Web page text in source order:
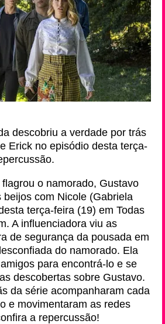
descobriu a verdade por trás
Erick no episódio desta terça-
o namorado, Gustavo
beijos com Nicole (Gabriela
terça-feira (19) em Todas
A influenciadora viu as
de segurança da pousada em
do namorado. Ela
para encontrá-lo e se
descobertas sobre Gustavo.
da série acompanharam cada
e movimentaram as redes
a repercussão!